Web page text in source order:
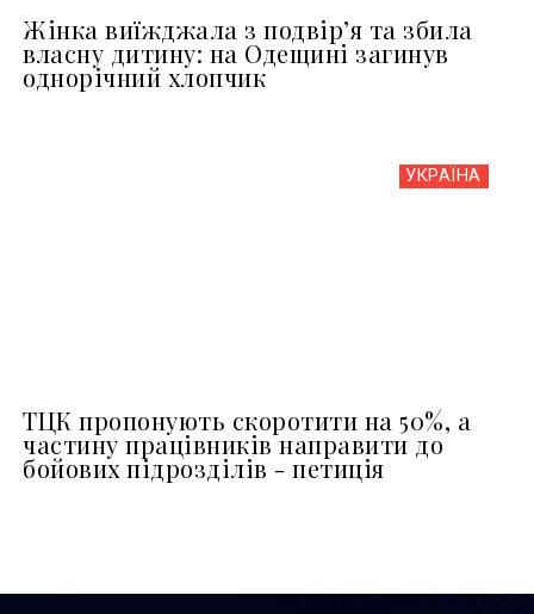
Жінка виїжджала з подвір’я та збила
власну дитину: на Одещині загинув
однорічний хлопчик
УКРАЇНА
ТЦК пропонують скоротити на 50%, а
частину працівників направити до
бойових підрозділів - петиція